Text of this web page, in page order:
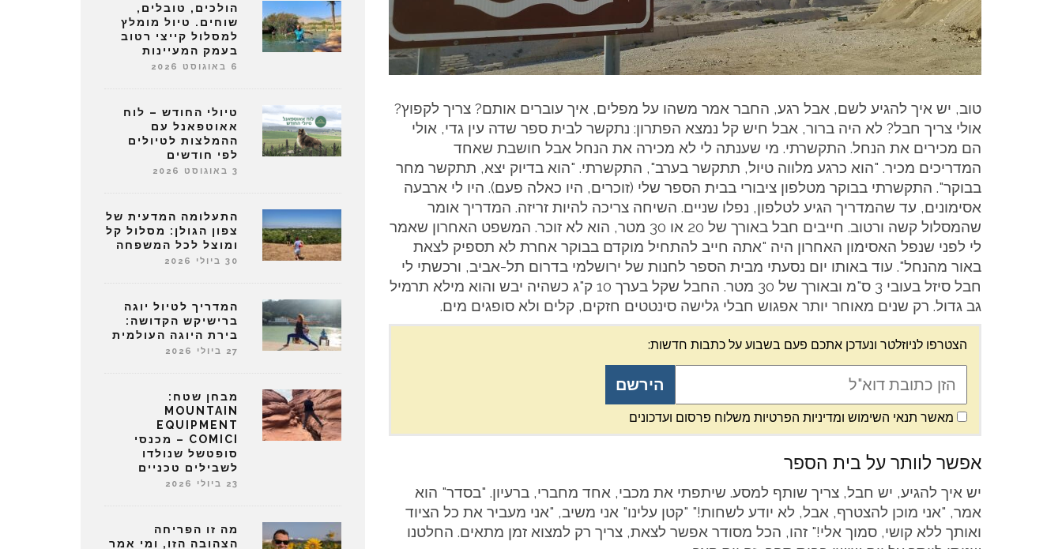
טוב, יש איך להגיע לשם, אבל רגע, החבר אמר משהו על מפלים, איך עוברים אותם? צריך לקפוץ?
אולי צריך חבל? לא היה ברור, אבל חיש קל נמצא הפתרון: נתקשר לבית ספר שדה עין גדי, אולי
הם מכירים את הנחל. התקשרתי. מי שענתה לי לא מכירה את הנחל אבל חושבת שאחד
המדריכים מכיר. "הוא כרגע מלווה טיול, תתקשר בערב", התקשרתי. "הוא בדיוק יצא, תתקשר מחר
בבוקר". התקשרתי בבוקר מטלפון ציבורי בבית הספר שלי (זוכרים, היו כאלה פעם). היו לי ארבעה
אסימונים, עד שהמדריך הגיע לטלפון, נפלו שניים. השיחה צריכה להיות זריזה. המדריך אומר
שהמסלול קשה ורטוב. חייבים חבל באורך של 20 או 30 מטר, הוא לא זוכר. המשפט האחרון שאמר
לי לפני שנפל האסימון האחרון היה "אתה חייב להתחיל מוקדם בבוקר אחרת לא תספיק לצאת
באור מהנחל". עוד באותו יום נסעתי מבית הספר לחנות של ירושלמי בדרום תל-אביב, ורכשתי לי
חבל סיזל בעובי 3 ס"מ ובאורך של 30 מטר. החבל שקל בערך 10 ק"ג כשהיה יבש והוא מילא תרמיל
גב גדול. רק שנים מאוחר יותר אפגוש חבלי גלישה סינטטים חזקים, קלים ולא סופגים מים.
הצטרפו לניוזלטר ונעדכן אתכם פעם בשבוע על כתבות חדשות:
מאשר תנאי השימוש ומדיניות הפרטיות משלוח פרסום ועדכונים
אפשר לוותר על בית הספר
יש איך להגיע, יש חבל, צריך שותף למסע. שיתפתי את מכבי, אחד מחברי, ברעיון. "בסדר" הוא
אמר, "אני מוכן להצטרף, אבל, לא יודע לשחות!" "קטן עלינו" אני משיב, "אני מעביר את כל הציוד
ואותך ללא קושי, סמוך אלי!" זהו, הכל מסודר אפשר לצאת, צריך רק למצוא זמן מתאים. החלטנו
הולכים, טובלים,
שוחים. טיול מומלץ
למסלול קייצי רטוב
בעמק המעיינות
6 באוגוסט 2026
טיולי החודש – לוח
אאוטפאנל עם
ההמלצות לטיולים
לפי חודשים
3 באוגוסט 2026
התעלומה המדעית של
צפון הגולן: מסלול קל
ומוצל לכל המשפחה
30 ביולי 2026
המדריך לטיול יוגה
ברישיקש הקדושה:
בירת היוגה העולמית
27 ביולי 2026
מבחן שטח:
MOUNTAIN
EQUIPMENT
COMICI – מכנסי
סופטשל שנולדו
לשבילים טכניים
23 ביולי 2026
מה זו הפריחה
הצהובה הזו, ומי אמר